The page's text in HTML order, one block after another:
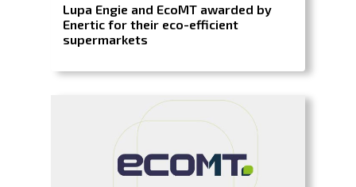
Lupa Engie and EcoMT awarded by
Enertic for their eco-efficient
supermarkets